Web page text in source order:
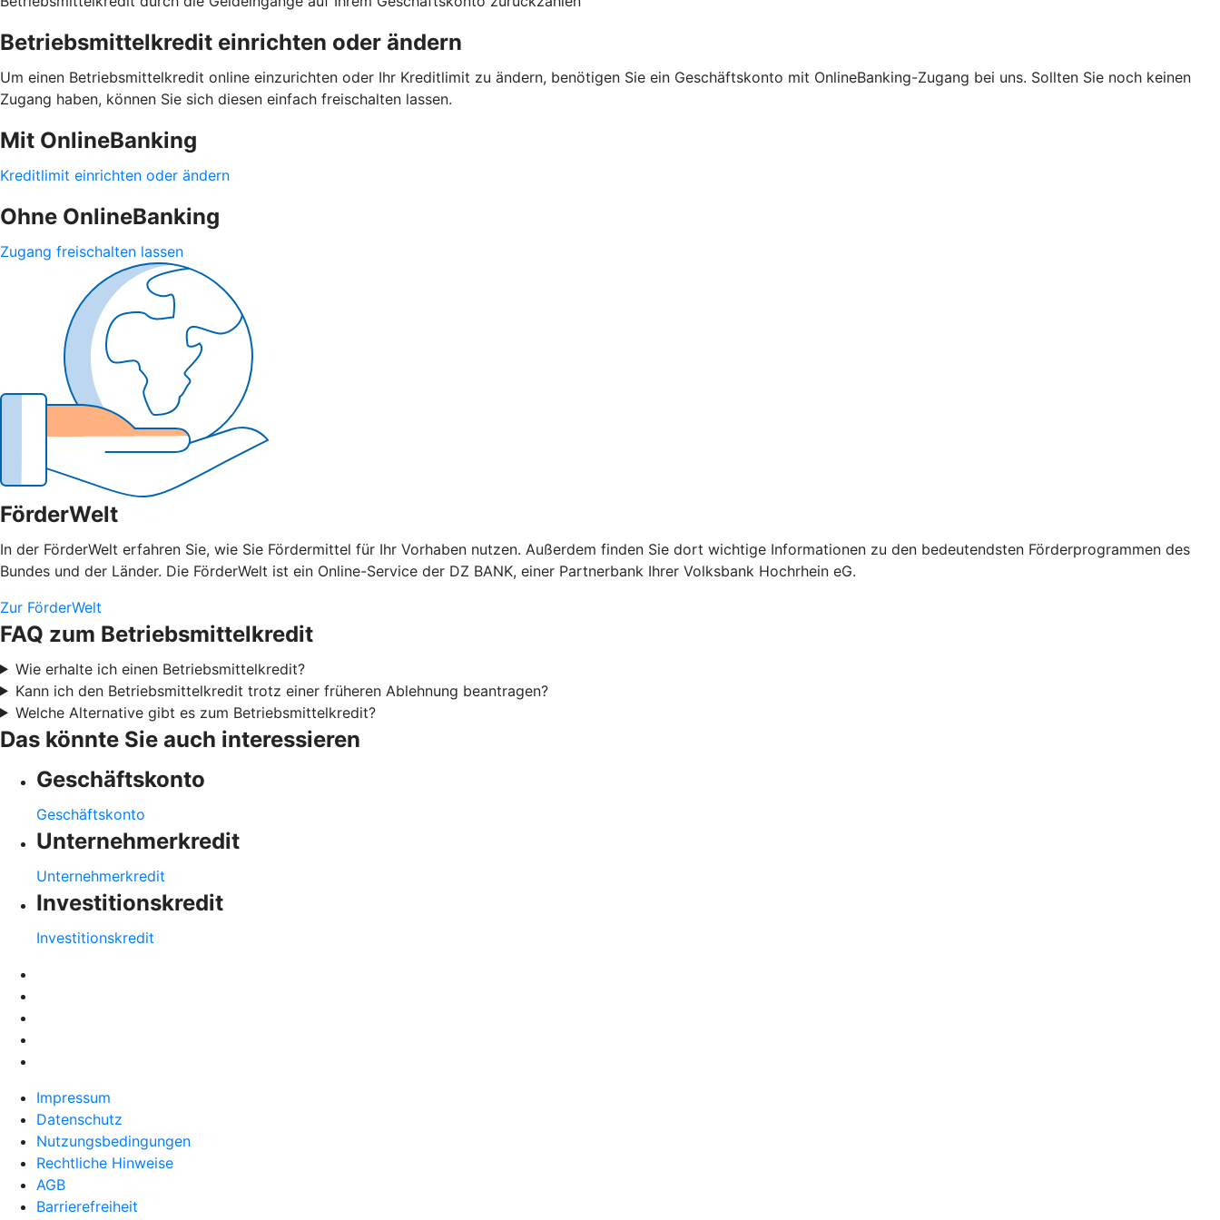
Betriebsmittelkredit einrichten oder ändern
Um einen Betriebsmittelkredit online einzurichten oder Ihr Kreditlimit zu ändern, benötigen Sie ein Geschäftskonto mit OnlineBanking-Zugang bei uns. Sollten Sie noch keinen
Zugang haben, können Sie sich diesen einfach freischalten lassen.
Mit OnlineBanking
Kreditlimit einrichten oder ändern
Ohne OnlineBanking
Zugang freischalten lassen
FörderWelt
In der FörderWelt erfahren Sie, wie Sie Fördermittel für Ihr Vorhaben nutzen. Außerdem finden Sie dort wichtige Informationen zu den bedeutendsten Förderprogrammen des
Bundes und der Länder. Die FörderWelt ist ein Online-Service der DZ BANK, einer Partnerbank Ihrer Volksbank Hochrhein eG.
Zur FörderWelt
FAQ zum Betriebsmittelkredit
Wie erhalte ich einen Betriebsmittelkredit?
Kann ich den Betriebsmittelkredit trotz einer früheren Ablehnung beantragen?
Welche Alternative gibt es zum Betriebsmittelkredit?
Das könnte Sie auch interessieren
Geschäftskonto
Geschäftskonto
Unternehmerkredit
Unternehmerkredit
Investitionskredit
Investitionskredit
Impressum
Datenschutz
Nutzungsbedingungen
Rechtliche Hinweise
AGB
Barrierefreiheit